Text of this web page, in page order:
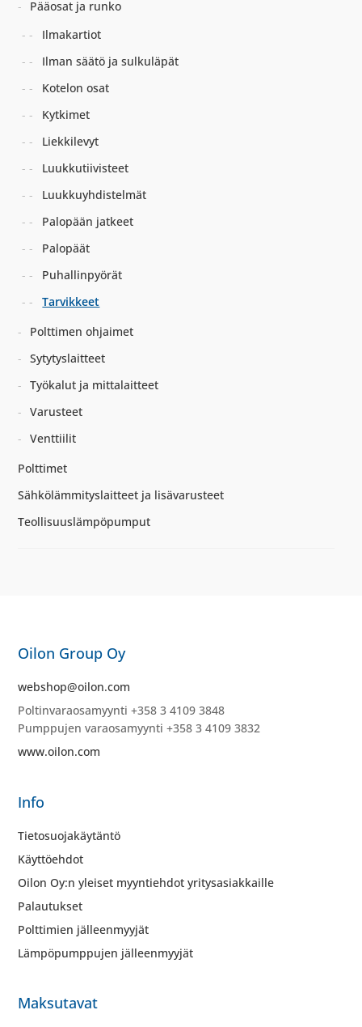
Pääosat ja runko
Ilmakartiot
Ilman säätö ja sulkuläpät
Kotelon osat
Kytkimet
Liekkilevyt
Luukkutiivisteet
Luukkuyhdistelmät
Palopään jatkeet
Palopäät
Puhallinpyörät
Tarvikkeet
Polttimen ohjaimet
Sytytyslaitteet
Työkalut ja mittalaitteet
Varusteet
Venttiilit
Polttimet
Sähkölämmityslaitteet ja lisävarusteet
Teollisuuslämpöpumput
Oilon Group Oy
webshop@oilon.com
Poltinvaraosamyynti +358 3 4109 3848
Pumppujen varaosamyynti +358 3 4109 3832
www.oilon.com
Info
Tietosuojakäytäntö
Käyttöehdot
Oilon Oy:n yleiset myyntiehdot yritysasiakkaille
Palautukset
Polttimien jälleenmyyjät
Lämpöpumppujen jälleenmyyjät
Maksutavat